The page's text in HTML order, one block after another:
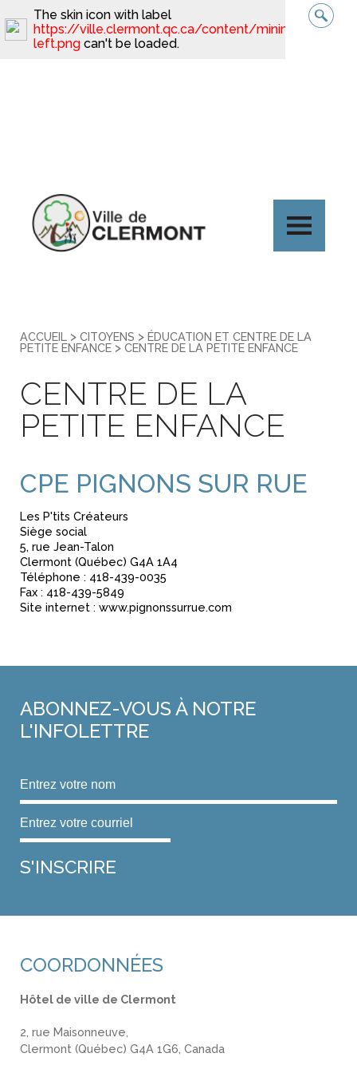
ACCUEIL > CITOYENS > ÉDUCATION ET CENTRE DE LA
PETITE ENFANCE > CENTRE DE LA PETITE ENFANCE
CENTRE DE LA
PETITE ENFANCE
CPE PIGNONS SUR RUE
Les P'tits Créateurs
Siège social
5, rue Jean-Talon
Clermont (Québec) G4A 1A4
Téléphone : 418-439-0035
Fax : 418-439-5849
Site internet : www.pignonssurrue.com
ABONNEZ-VOUS À NOTRE
L'INFOLETTRE
COORDONNÉES
Hôtel de ville de Clermont
2, rue Maisonneuve,
Clermont (Québec) G4A 1G6, Canada
The skin icon with label
https://ville.clermont.qc.ca/content/
left.png can't be loaded.